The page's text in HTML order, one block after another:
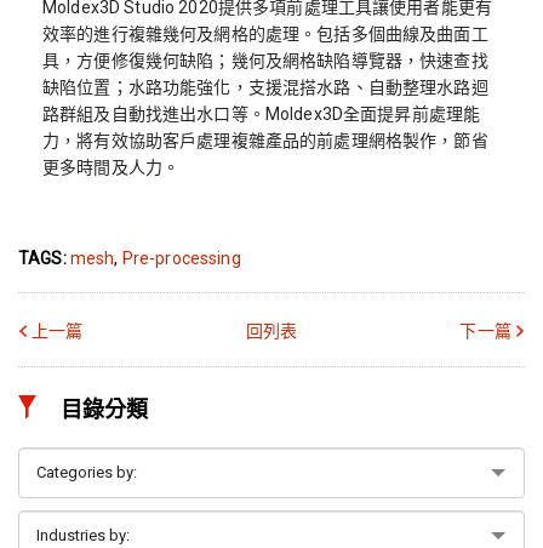
Moldex3D Studio 2020提供多項前處理工具讓使用者能更有
效率的進行複雜幾何及網格的處理。包括多個曲線及曲面工
具，方便修復幾何缺陷；幾何及網格缺陷導覽器，快速查找
缺陷位置；水路功能強化，支援混搭水路、自動整理水路迴
路群組及自動找進出水口等。Moldex3D全面提昇前處理能
力，將有效協助客戶處理複雜產品的前處理網格製作，節省
更多時間及人力。
TAGS:mesh, Pre-processing
上一篇 回列表 下一篇
目錄分類